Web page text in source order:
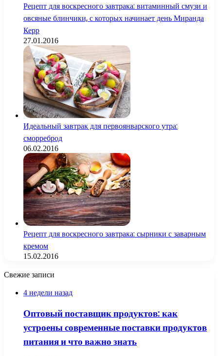
Рецепт для воскресного завтрака: витаминный смузи и
овсяные блинчики, с которых начинает день Миранда
Керр
27.01.2016
Идеальный завтрак для первоянварского утра:
сморреброд
06.02.2016
Рецепт для воскресного завтрака: сырники с заварным
кремом
15.02.2016
Свежие записи
4 недели назад
Оптовый поставщик продуктов: как
устроены современные поставки продуктов
питания и что важно знать